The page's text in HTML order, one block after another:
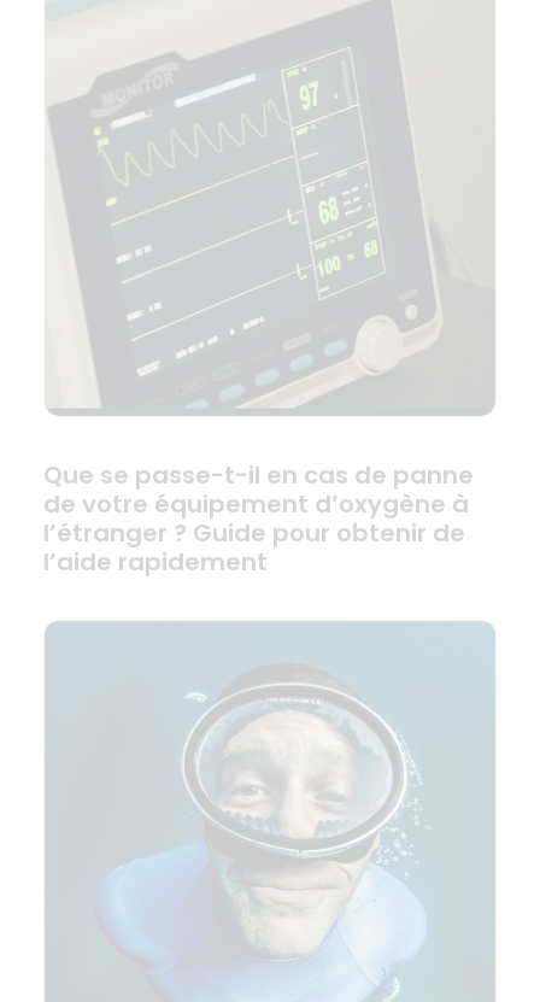
Que se passe-t-il en cas de panne
de votre équipement d’oxygène à
l’étranger ? Guide pour obtenir de
l’aide rapidement